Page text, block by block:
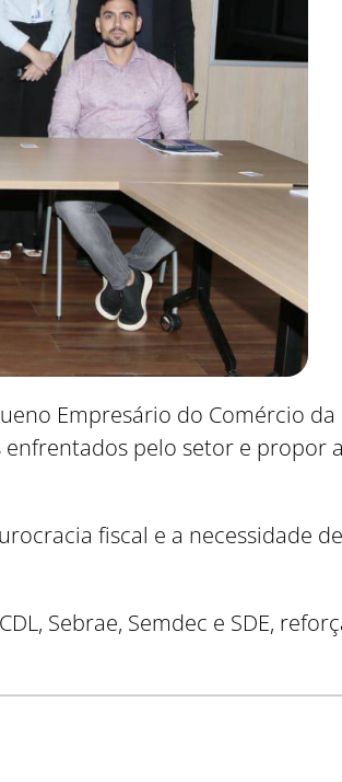
Empresário do Comércio da
pelo setor e propor
fiscal e a necessidade
Sebrae, Semdec e SDE,